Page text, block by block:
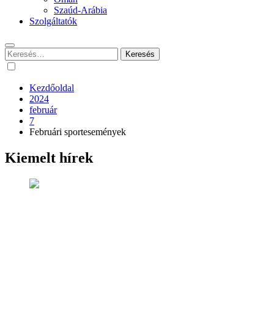
Szaúd-Arábia
Szolgáltatók
Keresés:
Kezdőoldal
2024
február
7
Februári sportesemények
Kiemelt hírek